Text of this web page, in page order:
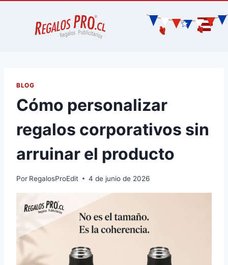
BLOG
Cómo personalizar
regalos corporativos sin
arruinar el producto
Por RegalosProEdit 4 de junio de 2026